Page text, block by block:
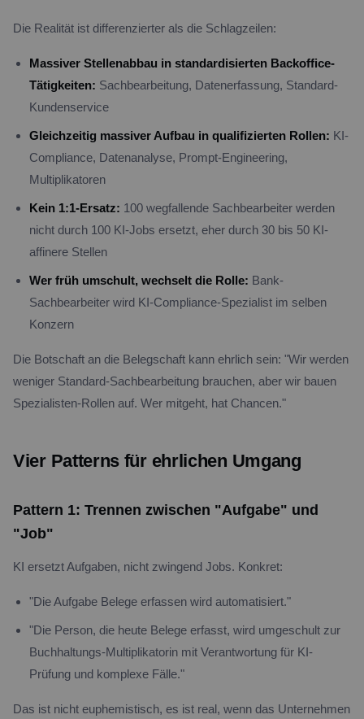
Die Realität ist differenzierter als die Schlagzeilen:
Massiver Stellenabbau in standardisierten Backoffice-
Tätigkeiten: Sachbearbeitung, Datenerfassung, Standard-
Kundenservice
Gleichzeitig massiver Aufbau in qualifizierten Rollen: KI-
Compliance, Datenanalyse, Prompt-Engineering,
Multiplikatoren
Kein 1:1-Ersatz: 100 wegfallende Sachbearbeiter werden
nicht durch 100 KI-Jobs ersetzt, eher durch 30 bis 50 KI-
affinere Stellen
Wer früh umschult, wechselt die Rolle: Bank-
Sachbearbeiter wird KI-Compliance-Spezialist im selben
Konzern
Die Botschaft an die Belegschaft kann ehrlich sein: "Wir werden
weniger Standard-Sachbearbeitung brauchen, aber wir bauen
Spezialisten-Rollen auf. Wer mitgeht, hat Chancen."
Vier Patterns für ehrlichen Umgang
Pattern 1: Trennen zwischen "Aufgabe" und
"Job"
KI ersetzt Aufgaben, nicht zwingend Jobs. Konkret:
"Die Aufgabe Belege erfassen wird automatisiert."
"Die Person, die heute Belege erfasst, wird umgeschult zur
Buchhaltungs-Multiplikatorin mit Verantwortung für KI-
Prüfung und komplexe Fälle."
Das ist nicht euphemistisch, es ist real, wenn das Unternehmen